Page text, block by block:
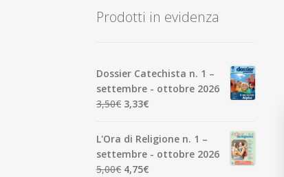
Prodotti in evidenza
Dossier Catechista n. 1 –
settembre - ottobre 2026
3,50€ Il
originale
era:
3,50€.
3,33€
attuale
è:
L'Ora di Religione n. 1 –
settembre - ottobre 2026
5,00€ Il
4,75€